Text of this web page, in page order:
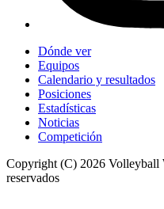
Dónde ver
Equipos
Calendario y resultados
Posiciones
Estadísticas
Noticias
Competición
Copyright (C) 2026 Volleyball
reservados